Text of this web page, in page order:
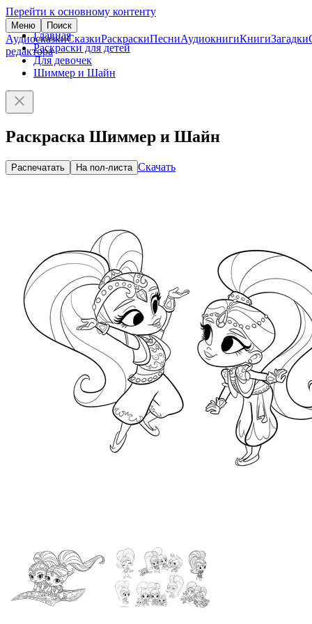
Перейти к основному контенту
Меню Поиск
АудиосказкиСказкиРаскраскиПесниАудиокнигиКнигиЗагадки
редактора
Главная
Раскраски для детей
Для девочек
Шиммер и Шайн
Раскраска Шиммер и Шайн
Распечатать На пол-листа Скачать